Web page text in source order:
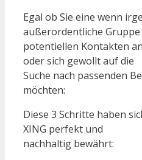
Egal ob Sie eine wenn
außerordentliche Gruppe
potentiellen Kontakten
oder sich gewollt auf die
Suche nach passenden
möchten:
Diese 3 Schritte haben
XING perfekt und
nachhaltig bewährt: